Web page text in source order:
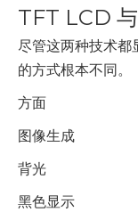
TFT LCD
尽管这两种技术都
的方式根本不同。
方面
图像生成
背光
黑色显示